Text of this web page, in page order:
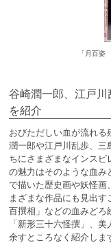
「月百
谷崎潤一郎、江戸
を紹介
おびただしい血が流れ
潤一郎や江戸川乱歩、三
ちにさまざまなインス
の魅力はそのような血み
で描いた歴史画や妖怪画
まざまな作品にも見出
百撰相」などの血みどろ
「新形三十六怪撰」、
余すところなく紹介しま